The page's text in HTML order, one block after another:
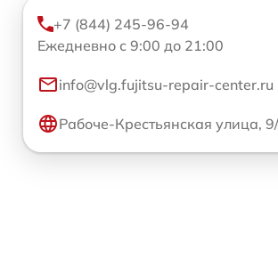
+7 (844) 245-96-94
Ежедневно с 9:00 до 21:00
info@vlg.fujitsu-repair-center.ru
Рабоче-Крестьянская улица,